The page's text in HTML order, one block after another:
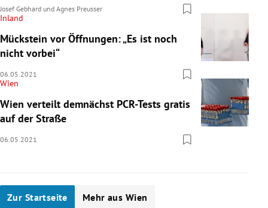
Josef Gebhard und Agnes Preusser
Inland
Mückstein vor Öffnungen: „Es ist noch
nicht vorbei“
06.05.2021
Wien
Wien verteilt demnächst PCR-Tests gratis
auf der Straße
06.05.2021
Zur Startseite Mehr aus Wien